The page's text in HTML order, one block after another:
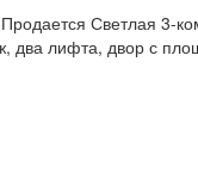
Светлая 3-
два лифта, двор с